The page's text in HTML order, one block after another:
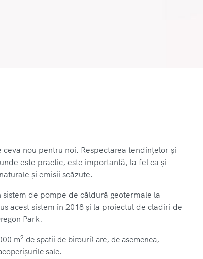
ceva nou pentru noi. Respectarea tendințelor și
este practic, este importantă, la fel ca și
și emisii scăzute.
de pompe de căldură geotermale la
acest sistem în 2018 și la proiectul de cladiri de
Park.
m2 de spatii de birouri) are, de asemenea,
sale.